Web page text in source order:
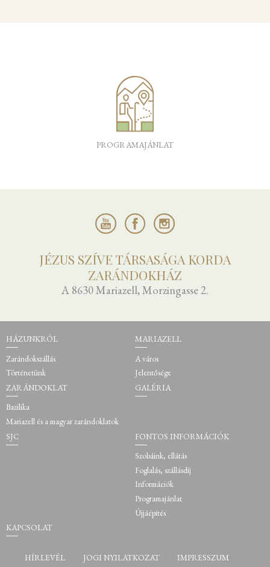
PROGRAMAJÁNLAT
JÉZUS SZÍVE TÁRSASÁGA KORDA
ZARÁNDOKHÁZ
A 8630 Mariazell, Morzingasse 2.
HÁZUNKRÓL
Zarándokszállás
Történetünk
MARIAZELL
A város
Jelentősége
ZARÁNDOKLAT
Bazilika
Mariazell és a magyar zarándoklatok
GALÉRIA
SJC
FONTOS INFORMÁCIÓK
Szobáink, ellátás
Foglalás, szállásdíj
Információk
Programajánlat
Újjáépítés
KAPCSOLAT
HÍRLEVÉL JOGI NYILATKOZAT IMPRESSZUM